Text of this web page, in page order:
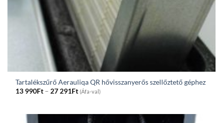
Tartalékszűrő Aerauliqa QR hővisszanyerős szellőztető géphez
13 990Ft – 27 291FtPrice
range:
through
(Áfa-val)